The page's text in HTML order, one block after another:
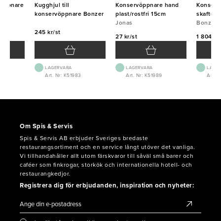
Kugghjul till
konservöppnare Bonzer
245 kr/st
LAGERVARA
Art. Nr: K51983
Konservöppnare hand
plast/rostfri 15cm
Jonas
27 kr/st
LAGERVARA
Art. Nr: K51989
skaftets
Bonzer
Bonzer
1 804
Art.
Om Spis & Servis
Spis & Servis AB erbjuder Sveriges bredaste
restaurangsortiment och en service långt utöver det vanliga.
Vi tillhandahåller allt utom färskvaror till såväl små barer och
caféer som finkrogar, storkök och internationella hotell- och
restaurangkedjor.
Registrera dig för erbjudanden, inspiration och nyheter: